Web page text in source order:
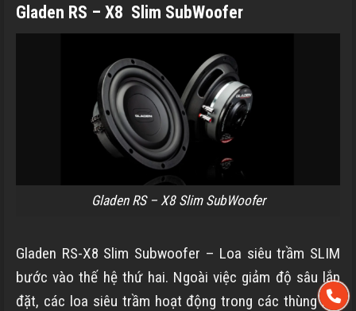
Gladen RS – X8 Slim SubWoofer
Gladen RS – X8 Slim SubWoofer
Gladen RS-X8 Slim Subwoofer – Loa siêu trầm SLIM
bước vào thế hệ thứ hai. Ngoài việc giảm độ sâu lắp
đặt, các loa siêu trầm hoạt động trong các thùng loa